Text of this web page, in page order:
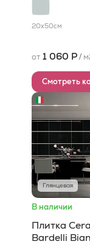
20x50см
от 1 060 Р/
Смотреть
Глянцевая
В наличии
Плитка
Bardelli